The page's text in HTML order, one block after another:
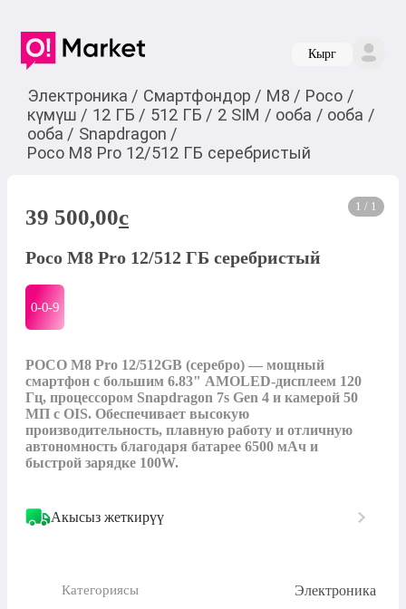
Кырг
Электроника / Смартфондор / M8 / Poco /
күмүш / 12 ГБ / 512 ГБ / 2 SIM / ооба / ооба /
ооба / Snapdragon /
Poco M8 Pro 12/512 ГБ серебристый
1 / 1
39 500,00c
Poco M8 Pro 12/512 ГБ серебристый
0-0-9
POCO M8 Pro 12/512GB (серебро) — мощный
смартфон с большим 6.83" AMOLED-дисплеем 120
Гц, процессором Snapdragon 7s Gen 4 и камерой 50
МП с OIS. Обеспечивает высокую
производительность, плавную работу и отличную
автономность благодаря батарее 6500 мАч и
быстрой зарядке 100W.
Акысыз жеткирүү
Категориясы Электроника